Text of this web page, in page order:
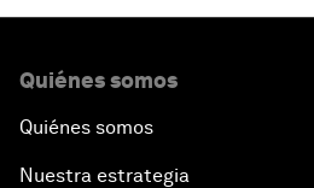
Quiénes somos
Quiénes somos
Nuestra estrategia